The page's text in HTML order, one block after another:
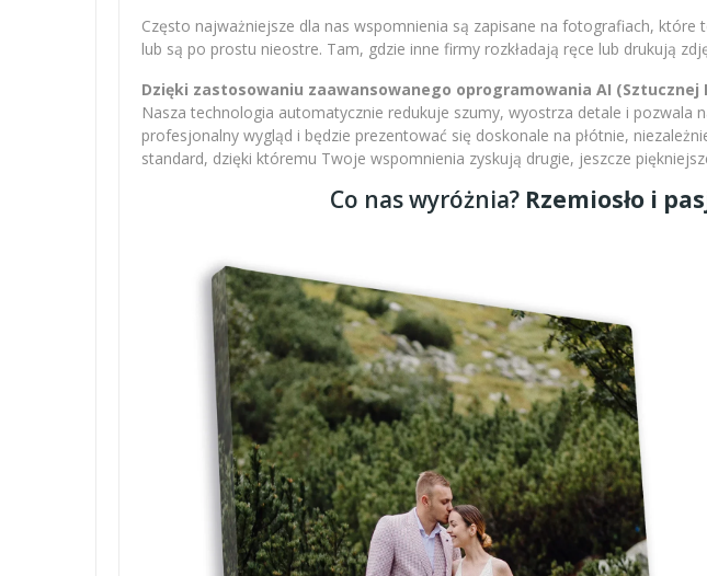
Często najważniejsze dla nas wspomnienia są zapisane na fotografiach,
lub są po prostu nieostre. Tam, gdzie inne firmy rozkładają ręce lub drukują
Dzięki zastosowaniu zaawansowanego oprogramowania AI (Sztucznej
Nasza technologia automatycznie redukuje szumy, wyostrza detale i
profesjonalny wygląd i będzie prezentować się doskonale na płótnie,
standard, dzięki któremu Twoje wspomnienia zyskują drugie, jeszcze
Co nas wyróżnia? Rzemiosło i